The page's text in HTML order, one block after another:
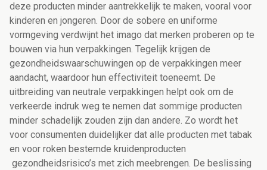
deze producten minder aantrekkelijk te maken, vooral voor
kinderen en jongeren. Door de sobere en uniforme
vormgeving verdwijnt het imago dat merken proberen op te
bouwen via hun verpakkingen. Tegelijk krijgen de
gezondheidswaarschuwingen op de verpakkingen meer
aandacht, waardoor hun effectiviteit toeneemt. De
uitbreiding van neutrale verpakkingen helpt ook om de
verkeerde indruk weg te nemen dat sommige producten
minder schadelijk zouden zijn dan andere. Zo wordt het
voor consumenten duidelijker dat alle producten met tabak
en voor roken bestemde kruidenproducten
gezondheidsrisico’s met zich meebrengen. De beslissing